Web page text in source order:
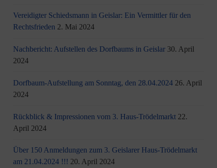
Vereidigter Schiedsmann in Geislar: Ein Vermittler für den
Rechtsfrieden 2. Mai 2024
Nachbericht: Aufstellen des Dorfbaums in Geislar 30. April
2024
Dorfbaum-Aufstellung am Sonntag, den 28.04.2024 26. April
2024
Rückblick & Impressionen vom 3. Haus-Trödelmarkt 22.
April 2024
Über 150 Anmeldungen zum 3. Geislarer Haus-Trödelmarkt
am 21.04.2024 !!! 20. April 2024